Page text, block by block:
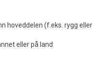
hoveddelen (f.eks. rygg eller
eller på land